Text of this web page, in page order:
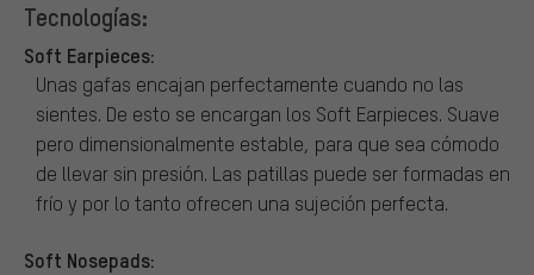
Tecnologías:
Soft Earpieces:
Unas gafas encajan perfectamente cuando no las
sientes. De esto se encargan los Soft Earpieces. Suave
pero dimensionalmente estable, para que sea cómodo
de llevar sin presión. Las patillas puede ser formadas en
frío y por lo tanto ofrecen una sujeción perfecta.
Soft Nosepads: